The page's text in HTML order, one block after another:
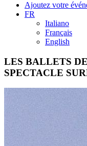
Ajoutez votre
FR
Italiano
Français
English
LES BALLETS
SPECTACLE